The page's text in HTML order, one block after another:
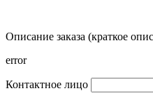
Описание заказа (краткое
error
Контактное лицо